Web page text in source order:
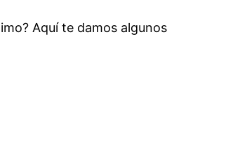
Aquí te damos algunos